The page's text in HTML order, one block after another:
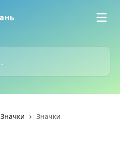
Значки Значки